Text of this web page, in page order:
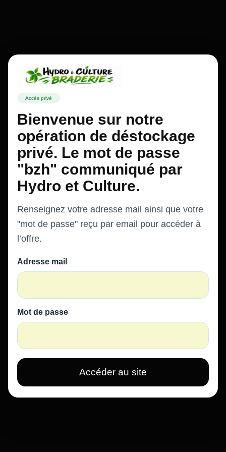
Accès privé
Bienvenue sur notre
opération de déstockage
privé. Le mot de passe
"bzh" communiqué par
Hydro et Culture.
Renseignez votre adresse mail ainsi que votre
"mot de passe" reçu par email pour accéder à
l’offre.
Adresse mail
Mot de passe
Accéder au site